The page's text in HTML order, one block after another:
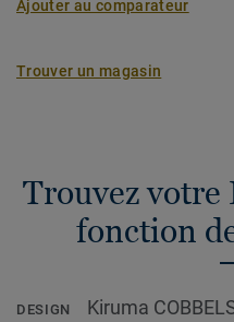
Ajouter au comparateur
Trouver un magasin
Trouvez votre
fonction
DESIGN Kiruma